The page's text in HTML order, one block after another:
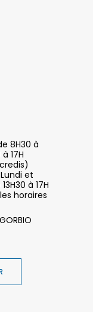
8H30 à
17H
et
à 17H
horaires